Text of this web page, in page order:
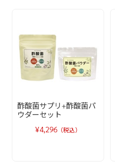
酢酸菌サプリ+酢酸菌パ
ウダーセット
¥4,296 （税込）